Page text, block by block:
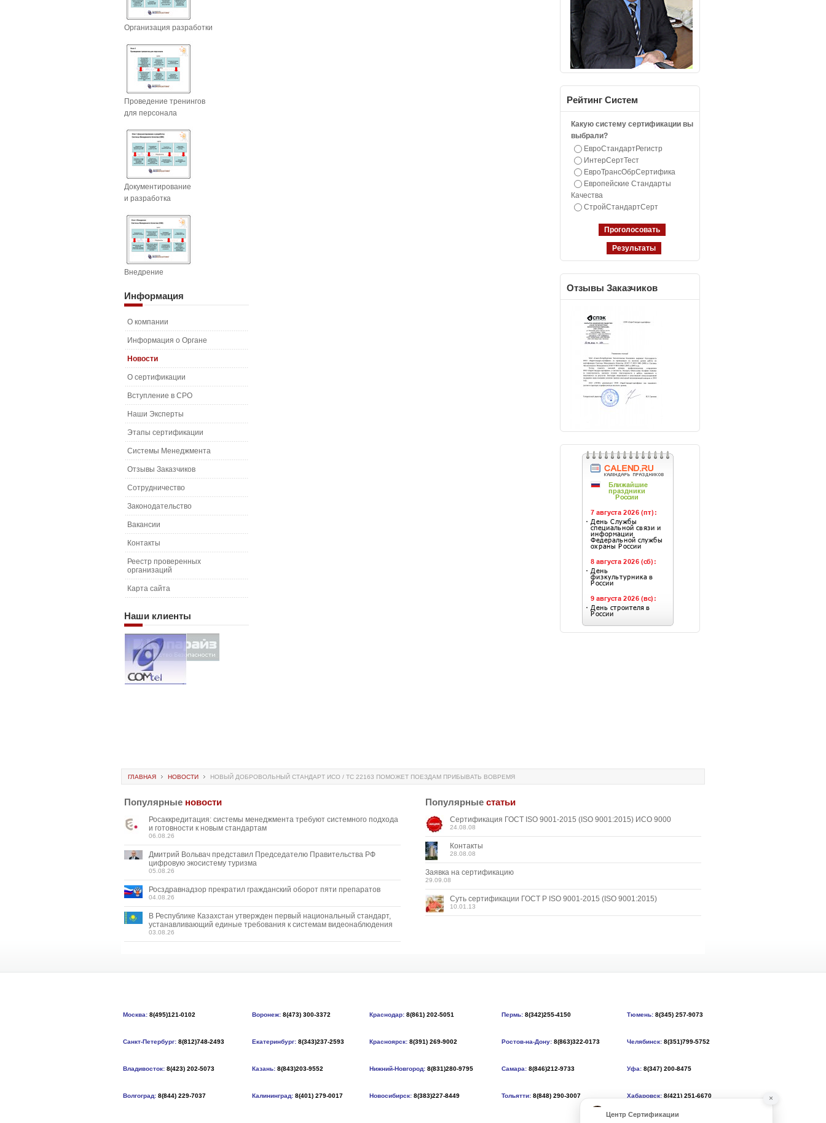
Организация разработки
Проведение тренингов
для персонала
Документирование
и разработка
Внедрение
Информация
О компании
Информация о Органе
Новости
О сертификации
Вступление в СРО
Наши Эксперты
Этапы сертификации
Системы Менеджмента
Отзывы Заказчиков
Сотрудничество
Законодательство
Вакансии
Контакты
Реестр проверенных
организаций
Карта сайта
Наши клиенты
Рейтинг Систем
Какую систему сертификации вы
выбрали?
ЕвроСтандартРегистр
ИнтерСертТест
ЕвроТрансОбрСертифика
Европейские Стандарты
Качества
СтройСтандартСерт
Отзывы Заказчиков
ГЛАВНАЯ НОВОСТИ НОВЫЙ ДОБРОВОЛЬНЫЙ СТАНДАРТ ИСО / ТС 22163 ПОМОЖЕТ ПОЕЗДАМ ПРИБЫВАТЬ ВОВРЕМЯ
Популярные новости
Росаккредитация: системы менеджмента требуют системного подхода
и готовности к новым стандартам
06.08.26
Дмитрий Вольвач представил Председателю Правительства РФ
цифровую экосистему туризма
05.08.26
Росздравнадзор прекратил гражданский оборот пяти препаратов
04.08.26
В Республике Казахстан утвержден первый национальный стандарт,
устанавливающий единые требования к системам видеонаблюдения
03.08.26
Популярныестатьи
Сертификация ГОСТ ISO 9001-2015 (ISO 9001:2015) ИСО 9000
24.08.08
Контакты
28.08.08
Заявка на сертификацию
29.09.08
Суть сертификации ГОСТ Р ISO 9001-2015 (ISO 9001:2015)
10.01.13
Москва: 8(495)121-0102 Воронеж: 8(473) 300-3372 Краснодар: 8(861) 202-5051 Пермь: 8(342)255-4150 Тюмень: 8(345) 257-9073
Санкт-Петербург: 8(812)748-2493 Екатеринбург: 8(343)237-2593 Красноярск: 8(391) 269-9002 Ростов-на-Дону: 8(863)322-0173 Челябинск: 8(351)799-5752
Владивосток: 8(423) 202-5073 Казань: 8(843)203-9552 Нижний-Новгород: 8(831)280-9795 Самара: 8(846)212-9733 Уфа: 8(347) 200-8475
Волгоград: 8(844) 229-7037 Калининград: 8(401) 279-0017 Новосибирск: 8(383)227-8449 Тольятти: 8(848) 290-3007 Хабаровск: 8(421) 251-6670 ×
Центр Сертификации